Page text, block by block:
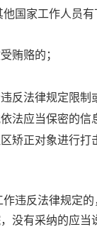
国家工作人员
贿赂的；
反法律规定限
法应当保密的信
矫正对象进行打
违反法律规定
没有采纳的应当